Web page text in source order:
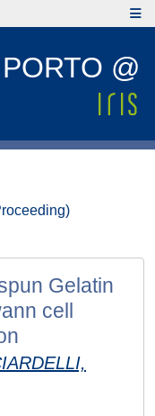
PORTO @
Gelatin
cell